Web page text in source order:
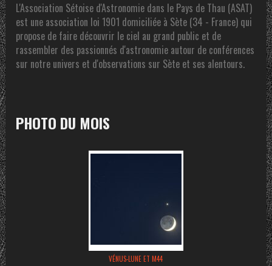
L'Association Sétoise d'Astronomie dans le Pays de Thau (ASAT)
est une association loi 1901 domiciliée à Sète (34 - France) qui
propose de faire découvrir le ciel au grand public et de
rassembler des passionnés d'astronomie autour de conférences
sur notre univers et d'observations sur Sète et ses alentours.
PHOTO DU MOIS
VÉNUS-LUNE ET M44